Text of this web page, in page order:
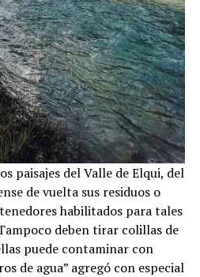
paisajes del Valle de Elqui, del
de vuelta sus residuos o
habilitados para tales
deben tirar colillas de
puede contaminar con
de agua” agregó con especial